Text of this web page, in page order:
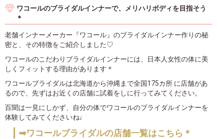
ワコールのブライダルインナーで、メリハリボディを目指そう
＊
老舗インナーメーカー『ワコール』のブライダルインナー作りの秘
密と、その特徴をご紹介しました♡
ワコールのこだわりブライダルインナーには、日本人女性の体に美
しくフィットする理由があります＊
ワコールブライダルは北海道から沖縄まで全国175カ所 に店舗があ
るので、先ずはお近くの店舗に試着をしに行ってみてください。
百聞は一見にしかず、自分の体でワコールのブライダルインナーを
体験してみてくださいね♩
➡ワコールブライダルの店舗一覧はこちら＊